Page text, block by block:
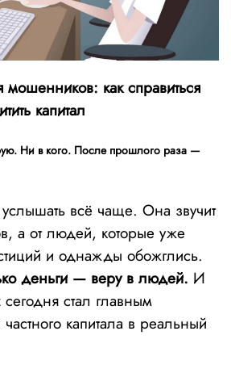
мошенников: как справиться
капитал
Ни в кого. После прошлого раза —
всё чаще. Она звучит
а от людей, которые уже
и однажды обожглись.
деньги — веру в людей. И
сегодня стал главным
капитала в реальный